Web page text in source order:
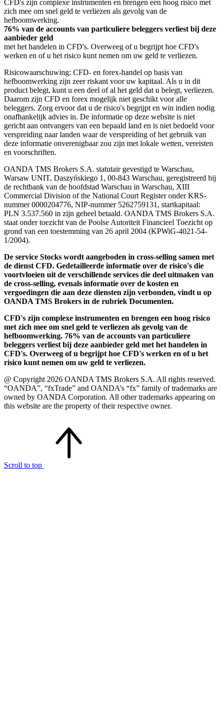
CFD's zijn complexe instrumenten en brengen een hoog risico met
zich mee om snel geld te verliezen als gevolg van de
hefboomwerking.
76% van de accounts van particuliere beleggers verliest bij deze
aanbieder geld
met het handelen in CFD's. Overweeg of u begrijpt hoe CFD's
werken en of u het risico kunt nemen om uw geld te verliezen.
Risicowaarschuwing: CFD- en forex-handel op basis van
hefboomwerking zijn zeer riskant voor uw kapitaal. Als u in dit
product belegt, kunt u een deel of al het geld dat u belegt, verliezen.
Daarom zijn CFD en forex mogelijk niet geschikt voor alle
beleggers. Zorg ervoor dat u de risico's begrijpt en win indien nodig
onafhankelijk advies in. De informatie op deze website is niet
gericht aan ontvangers van een bepaald land en is niet bedoeld voor
verspreiding naar landen waar de verspreiding of het gebruik van
deze informatie onverenigbaar zou zijn met lokale wetten, vereisten
en voorschriften.
OANDA TMS Brokers S.A. statutair gevestigd te Warschau,
Warsaw UNIT, Daszyńskiego 1, 00-843 Warschau, geregistreerd bij
de rechtbank van de hoofdstad Warschau in Warschau, XIII
Commercial Division of the National Court Register onder KRS-
nummer 0000204776, NIP-nummer 5262759131, startkapitaal:
PLN 3.537.560 in zijn geheel betaald. OANDA TMS Brokers S.A.
staat onder toezicht van de Poolse Autoriteit Financieel Toezicht op
grond van een toestemming van 26 april 2004 (KPWiG-4021-54-
1/2004).
De service Stocks wordt aangeboden in cross-selling samen met
de dienst CFD. Gedetailleerde informatie over de risico's die
voortvloeien uit de verschillende services die deel uitmaken van
de cross-selling, evenals informatie over de kosten en
vergoedingen die aan deze diensten zijn verbonden, vindt u op
OANDA TMS Brokers in de rubriek Documenten.
CFD's zijn complexe instrumenten en brengen een hoog risico
met zich mee om snel geld te verliezen als gevolg van de
hefboomwerking. 76% van de accounts van particuliere
beleggers verliest bij deze aanbieder geld met het handelen in
CFD's. Overweeg of u begrijpt hoe CFD's werken en of u het
risico kunt nemen om uw geld te verliezen.
@ Copyright 2026 OANDA TMS Brokers S.A. All rights reserved.
“OANDA”, “fxTrade” and OANDA’s “fx” family of trademarks are
owned by OANDA Corporation. All other trademarks appearing on
this website are the property of their respective owner.
Scroll to top